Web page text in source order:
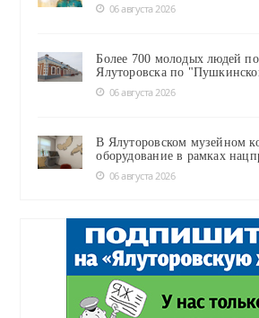
06 августа 2026
Более 700 молодых людей
Ялуторовска по
06 августа 2026
В Ялуторовском музейном
оборудование в рамках
06 августа 2026